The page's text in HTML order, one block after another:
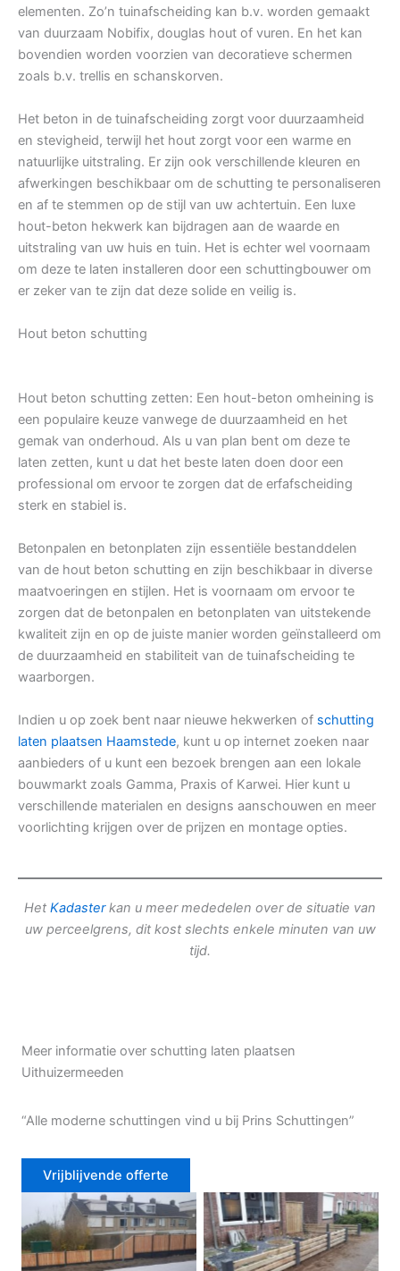
elementen. Zo’n tuinafscheiding kan b.v. worden gemaakt
van duurzaam Nobifix, douglas hout of vuren. En het kan
bovendien worden voorzien van decoratieve schermen
zoals b.v. trellis en schanskorven.
Het beton in de tuinafscheiding zorgt voor duurzaamheid
en stevigheid, terwijl het hout zorgt voor een warme en
natuurlijke uitstraling. Er zijn ook verschillende kleuren en
afwerkingen beschikbaar om de schutting te personaliseren
en af te stemmen op de stijl van uw achtertuin. Een luxe
hout-beton hekwerk kan bijdragen aan de waarde en
uitstraling van uw huis en tuin. Het is echter wel voornaam
om deze te laten installeren door een schuttingbouwer om
er zeker van te zijn dat deze solide en veilig is.
Hout beton schutting
Hout beton schutting zetten: Een hout-beton omheining is
een populaire keuze vanwege de duurzaamheid en het
gemak van onderhoud. Als u van plan bent om deze te
laten zetten, kunt u dat het beste laten doen door een
professional om ervoor te zorgen dat de erfafscheiding
sterk en stabiel is.
Betonpalen en betonplaten zijn essentiële bestanddelen
van de hout beton schutting en zijn beschikbaar in diverse
maatvoeringen en stijlen. Het is voornaam om ervoor te
zorgen dat de betonpalen en betonplaten van uitstekende
kwaliteit zijn en op de juiste manier worden geïnstalleerd om
de duurzaamheid en stabiliteit van de tuinafscheiding te
waarborgen.
Indien u op zoek bent naar nieuwe hekwerken of schutting
laten plaatsen Haamstede, kunt u op internet zoeken naar
aanbieders of u kunt een bezoek brengen aan een lokale
bouwmarkt zoals Gamma, Praxis of Karwei. Hier kunt u
verschillende materialen en designs aanschouwen en meer
voorlichting krijgen over de prijzen en montage opties.
Het Kadasterkan u meer mededelen over de situatie van
uw perceelgrens, dit kost slechts enkele minuten van uw
tijd.
Meer informatie over schutting laten plaatsen
Uithuizermeeden
“Alle moderne schuttingen vind u bij Prins Schuttingen”
Vrijblijvende offerte
Douglas schutting Tuinhek voortuin